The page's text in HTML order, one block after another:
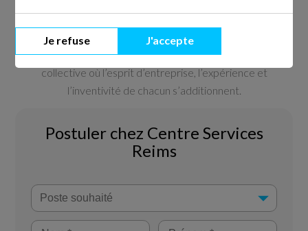
Je refuse J'accepte
de féliciter les réussites de nos équipes de terrain.
Nous rejoindre, c’est participer à une aventure humaine et
collective où l’esprit d’entreprise, l’expérience et
l’inventivité de chacun s’additionnent.
Postuler chez Centre Services
Reims